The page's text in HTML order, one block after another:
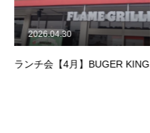
ランチ会【4月】BUGER KING
2026.04.30